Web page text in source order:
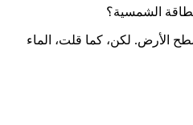
الشمسية؟
الأرض. لكن، كما قلت، الماء